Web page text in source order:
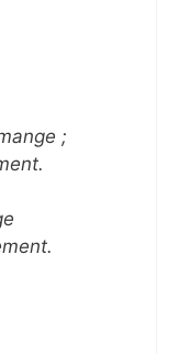
;